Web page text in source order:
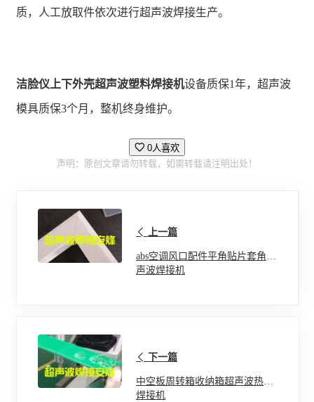
质，人工放取件依次进行超声波焊接生产。
洁脸仪上下外壳超声波塑料焊接机设备质保1年，超声波
模具质保3个月，整机终身维护。
0人喜欢
声明：原创文章请勿转载，如需转载请注明出处！
上一篇
abs空调风口配件平角贴片套角超
声波焊接机
下一篇
中空板周转箱收纳箱超声波热合
焊接机